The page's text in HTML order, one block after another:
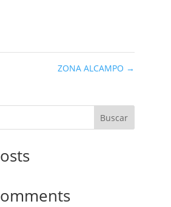
ZONA ALCAMPO →
Buscar